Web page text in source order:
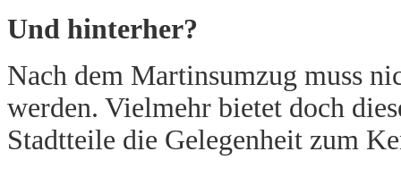
Und hinterher?
Nach dem Martinsumzug muss
werden. Vielmehr bietet doch
Stadtteile die Gelegenheit zum